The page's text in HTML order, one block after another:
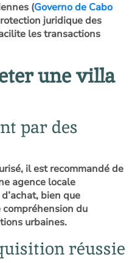
(Governo de Cabo
juridique des
les transactions
une villa
par des
il est recommandé de
agence locale
bien que
du
urbaines.
réussie